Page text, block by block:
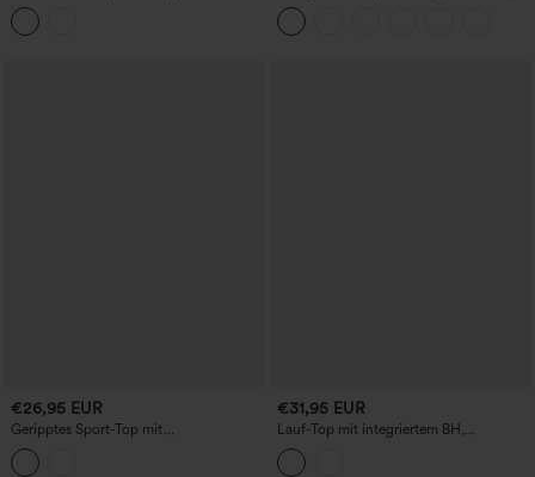
Trainings-Top mit V-Ausschnitt und
Racerback, mittlerer Halt
Raffung, Kordelzug und Ösen
€26,95 EUR
Geripptes Sport-Top mit
Rundhalsausschnitt, vorderlichem Cut-
out und Colorblock-Design
€31,95 EUR
Lauf-Top mit integriertem BH,
rückenfrei mit überkreuzten Trägern -
längere Länge, Körbchengrößen A–D